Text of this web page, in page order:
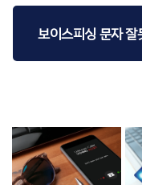
보이스피싱 문자